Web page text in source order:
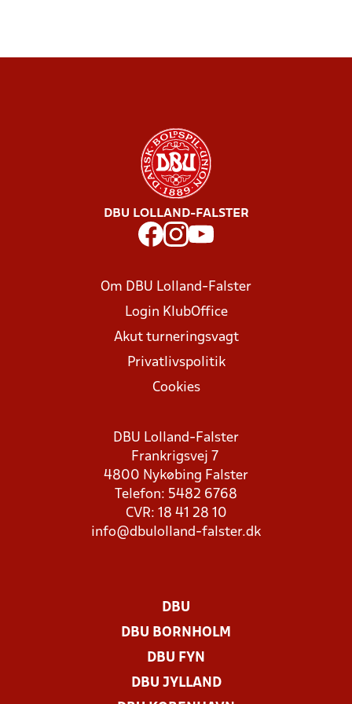
DBU LOLLAND-FALSTER
Om DBU Lolland-Falster
Login KlubOffice
Akut turneringsvagt
Privatlivspolitik
Cookies
DBU Lolland-Falster
Frankrigsvej 7
4800 Nykøbing Falster
Telefon: 5482 6768
CVR: 18 41 28 10
info@dbulolland-falster.dk
DBU
DBU BORNHOLM
DBU FYN
DBU JYLLAND